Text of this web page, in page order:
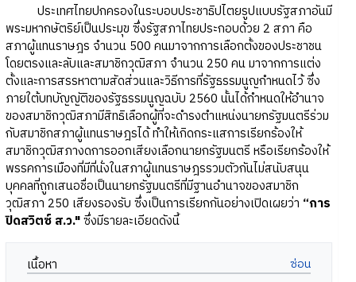
ประเทศไทยปกครองในระบอบประชาธิปไตยรูปแบบรัฐสภาอันมี
พระมหากษัตริย์เป็นประมุข ซึ่งรัฐสภาไทยประกอบด้วย 2 สภา คือ
สภาผู้แทนราษฎร จำนวน 500 คนมาจากการเลือกตั้งของประชาชน
โดยตรงและลับและสมาชิกวุฒิสภา จำนวน 250 คน มาจากการแต่ง
ตั้งและการสรรหาตามสัดส่วนและวิธีการที่รัฐธรรมนูญกำหนดไว้ ซึ่ง
ภายใต้บทบัญญัติของรัฐธรรมนูญฉบับ 2560 นั้นได้กำหนดให้อำนาจ
ของสมาชิกวุฒิสภามีสิทธิเลือกผู้ที่จะดำรงตำแหน่งนายกรัฐมนตรีร่วม
กับสมาชิกสภาผู้แทนราษฎรได้ ทำให้เกิดกระแสการเรียกร้องให้
สมาชิกวุฒิสภางดการออกเสียงเลือกนายกรัฐมนตรี หรือเรียกร้องให้
พรรคการเมืองที่มีที่นั่งในสภาผู้แทนราษฎรรวมตัวกันไม่สนับสนุน
บุคคลที่ถูกเสนอชื่อเป็นนายกรัฐมนตรีที่มีฐานอำนาจของสมาชิก
วุฒิสภา 250 เสียงรองรับ ซึ่งเป็นการเรียกกันอย่างเปิดเผยว่า “การ
ปิดสวิตซ์ ส.ว."ซึ่งมีรายละเอียดดังนี้
เนื้อหา